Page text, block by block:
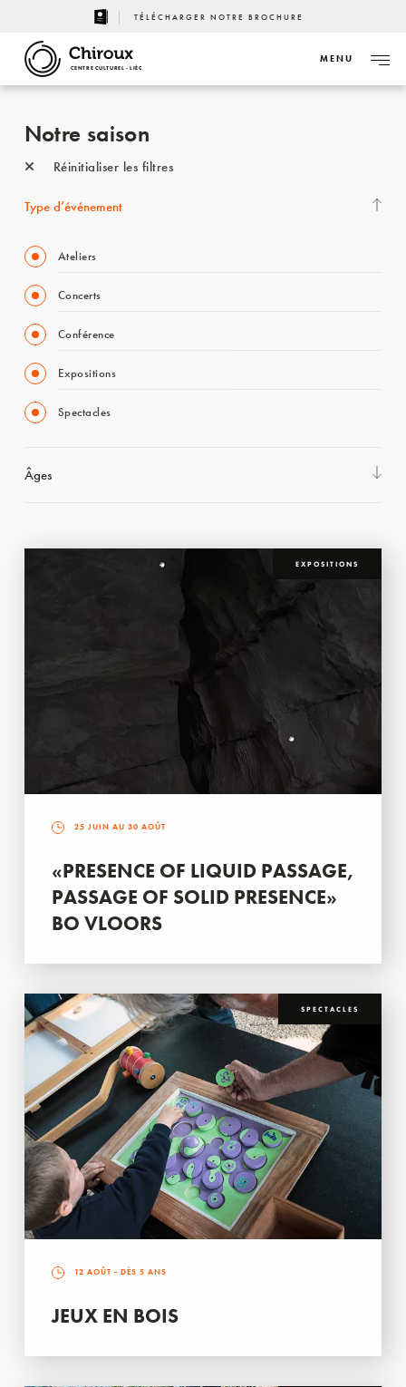
TÉLÉCHARGER NOTRE BROCHURE
CENTRE CULTUREL - LIÈGE
MENU
Notre saison
Réinitialiser les filtres
Type d’événement
Ateliers
Concerts
Conférence
Expositions
Spectacles
Âges
EXPOSITIONS
25 JUIN AU 30 AOÛT
«PRESENCE OF LIQUID PASSAGE,
PASSAGE OF SOLID PRESENCE»
BO VLOORS
SPECTACLES
12 AOÛT - DÈS 5 ANS
JEUX EN BOIS